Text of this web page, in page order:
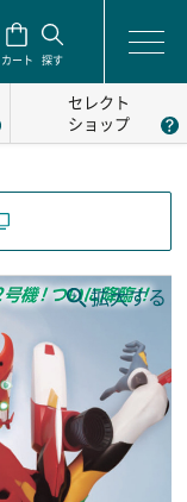
カート 探す
セレクト
ショップ